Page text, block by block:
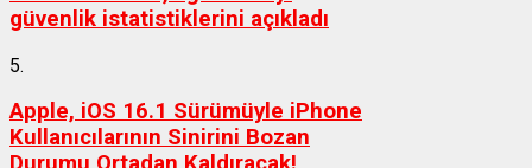
güvenlik istatistiklerini açıkladı
5.
Apple, iOS 16.1 Sürümüyle iPhone
Kullanıcılarının Sinirini Bozan